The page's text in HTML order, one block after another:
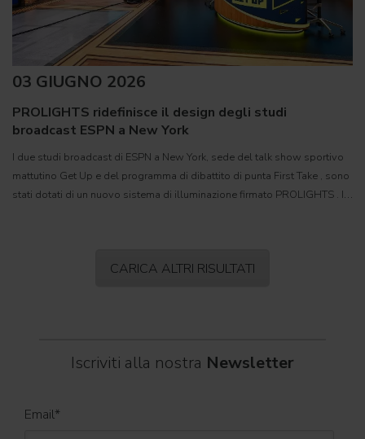
03 GIUGNO 2026
PROLIGHTS ridefinisce il design degli studi
broadcast ESPN a New York
I due studi broadcast di ESPN a New York, sede del talk show sportivo
mattutino Get Up e del programma di dibattito di punta First Take , sono
stati dotati di un nuovo sistema di illuminazione firmato PROLIGHTS . Il
CARICA ALTRI RISULTATI
Iscriviti alla nostra Newsletter
Email*